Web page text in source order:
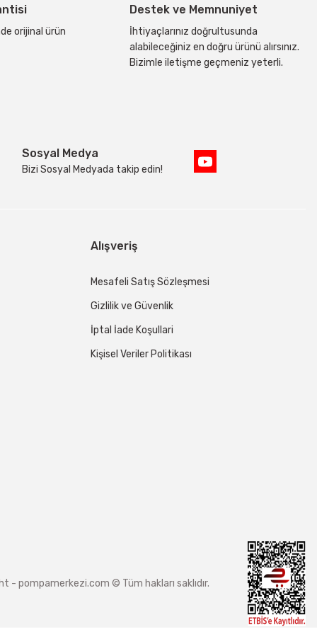
orijinal ürün
Destek ve Memnuniyet
İhtiyaçlarınız doğrultusunda
alabileceğiniz en doğru ürünü alırsınız.
Bizimle iletişme geçmeniz yeterli.
Sosyal Medya
Bizi Sosyal Medyada takip edin!
Alışveriş
Mesafeli Satış Sözleşmesi
Gizlilik ve Güvenlik
İptal İade Koşullari
Kişisel Veriler Politikası
- pompamerkezi.com © Tüm hakları saklıdır.